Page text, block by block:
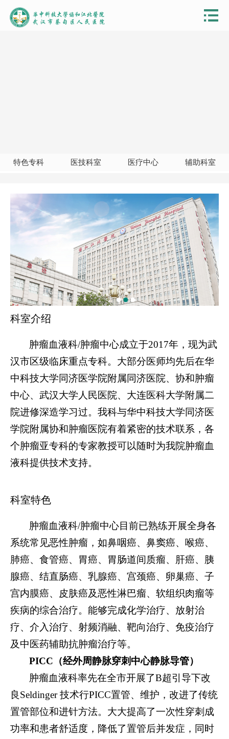
特色专科 医技科室 医疗中心 辅助科室
科室介绍
肿瘤血液科/肿瘤中心成立于2017年，现为武
汉市区级临床重点专科。大部分医师均先后在华
中科技大学同济医学院附属同济医院、协和肿瘤
中心、武汉大学人民医院、大连医科大学附属二
院进修深造学习过。我科与华中科技大学同济医
学院附属协和肿瘤医院有着紧密的技术联系，各
个肿瘤亚专科的专家教授可以随时为我院肿瘤血
液科提供技术支持。
科室特色
肿瘤血液科/肿瘤中心目前已熟练开展全身各
系统常见恶性肿瘤，如鼻咽癌、鼻窦癌、喉癌、
肺癌、食管癌、胃癌、胃肠道间质瘤、肝癌、胰
腺癌、结直肠癌、乳腺癌、宫颈癌、卵巢癌、子
宫内膜癌、皮肤癌及恶性淋巴瘤、软组织肉瘤等
疾病的综合治疗。能够完成化学治疗、放射治
疗、介入治疗、射频消融、靶向治疗、免疫治疗
及中医药辅助抗肿瘤治疗等。
PICC（经外周静脉穿刺中心静脉导管）
肿瘤血液科率先在全市开展了B超引导下改
良Seldinger 技术行PICC置管、维护，改进了传统
置管部位和进针方法。大大提高了一次性穿刺成
功率和患者舒适度，降低了置管后并发症，同时